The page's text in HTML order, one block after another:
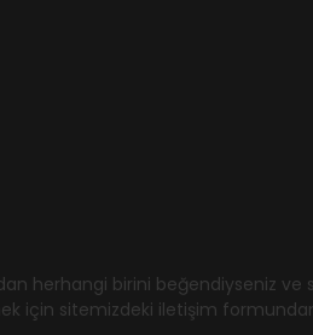
herhangi birini beğendiyseniz ve
için sitemizdeki iletişim